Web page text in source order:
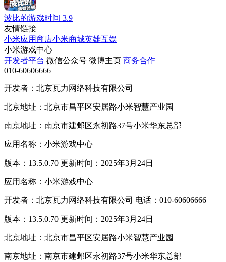
波比的游戏时间 3.9
友情链接
小米应用商店小米商城英雄互娱
小米游戏中心
开发者平台 微信公众号 微博主页 商务合作
010-60606666
开发者：北京瓦力网络科技有限公司
北京地址：北京市昌平区安居路小米智慧产业园
南京地址：南京市建邺区永初路37号小米华东总部
应用名称：小米游戏中心
版本：13.5.0.70 更新时间：2025年3月24日
应用名称：小米游戏中心
开发者：北京瓦力网络科技有限公司 电话：010-60606666
版本：13.5.0.70 更新时间：2025年3月24日
北京地址：北京市昌平区安居路小米智慧产业园
南京地址：南京市建邺区永初路37号小米华东总部